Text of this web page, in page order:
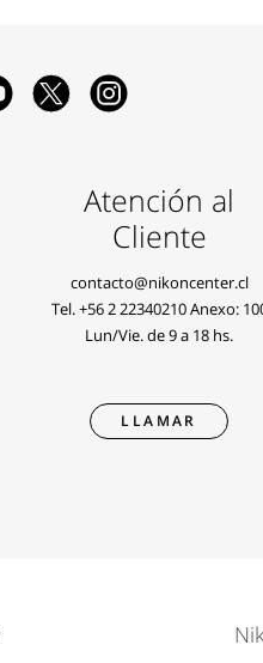
Atención al
Cliente
contacto@nikoncenter.cl
Tel.+56 2 22340210Anexo:
Lun/Vie. de 9 a 18 hs.
LLAMAR